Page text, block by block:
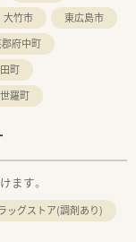
たい方
さいませ
大竹市
東広島市
府中町
町
羅町
ます。
ッグストア(調剤あり)